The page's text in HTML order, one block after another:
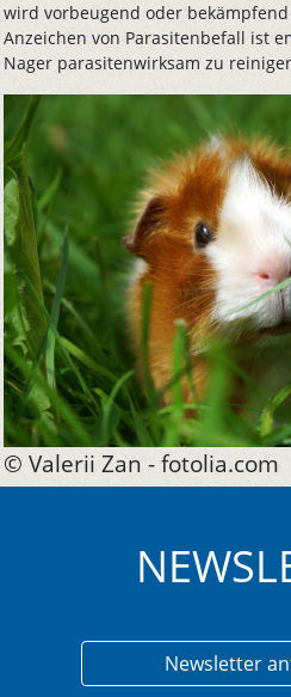
wird vorbeugend oder
Anzeichen von Parasitenbefall ist
Nager parasitenwirksam zu
© Valerii Zan - fotolia.com
Newsletter